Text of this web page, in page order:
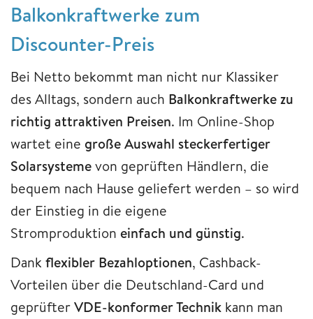
Balkonkraftwerke zum
Discounter-Preis
Bei Netto bekommt man nicht nur Klassiker
des Alltags, sondern auch Balkonkraftwerke zu
richtig attraktiven Preisen. Im Online-Shop
wartet eine große Auswahl steckerfertiger
Solarsystemevon geprüften Händlern, die
bequem nach Hause geliefert werden – so wird
der Einstieg in die eigene
Stromproduktion einfach und günstig.
Dank flexibler Bezahloptionen, Cashback-
Vorteilen über die Deutschland-Card und
geprüfterVDE-konformer Technik kann man